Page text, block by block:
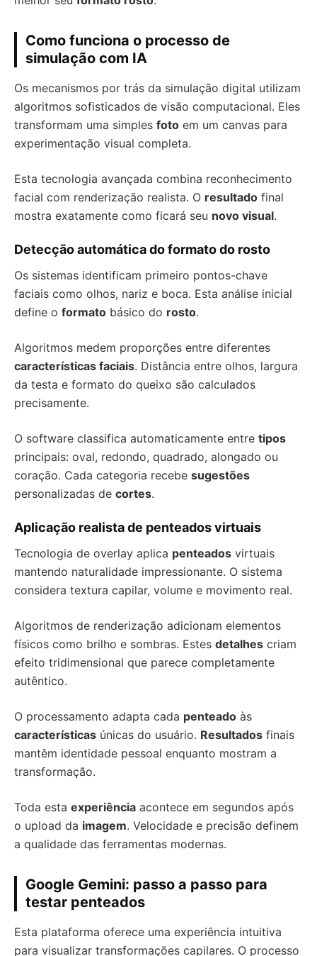
Como funciona o processo de
simulação com IA
Os mecanismos por trás da simulação digital utilizam
algoritmos sofisticados de visão computacional. Eles
transformam uma simples foto em um canvas para
experimentação visual completa.
Esta tecnologia avançada combina reconhecimento
facial com renderização realista. O resultado final
mostra exatamente como ficará seu novo visual.
Detecção automática do formato do rosto
Os sistemas identificam primeiro pontos-chave
faciais como olhos, nariz e boca. Esta análise inicial
define o formato básico do rosto.
Algoritmos medem proporções entre diferentes
características faciais. Distância entre olhos, largura
da testa e formato do queixo são calculados
precisamente.
O software classifica automaticamente entre tipos
principais: oval, redondo, quadrado, alongado ou
coração. Cada categoria recebe sugestões
personalizadas de cortes.
Aplicação realista de penteados virtuais
Tecnologia de overlay aplica penteados virtuais
mantendo naturalidade impressionante. O sistema
considera textura capilar, volume e movimento real.
Algoritmos de renderização adicionam elementos
físicos como brilho e sombras. Estes detalhes criam
efeito tridimensional que parece completamente
autêntico.
O processamento adapta cada penteado às
características únicas do usuário. Resultados finais
mantêm identidade pessoal enquanto mostram a
transformação.
Toda esta experiência acontece em segundos após
o upload da imagem. Velocidade e precisão definem
a qualidade das ferramentas modernas.
Google Gemini: passo a passo para
testar penteados
Esta plataforma oferece uma experiência intuitiva
para visualizar transformações capilares. O processo